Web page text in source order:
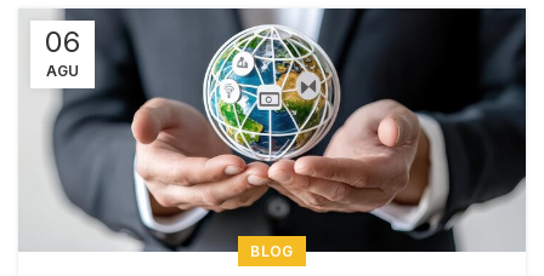
06
AGU
BLOG